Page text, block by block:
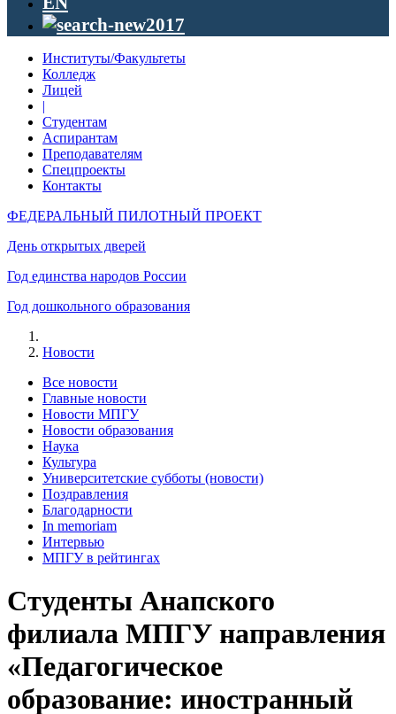
Институты/Факультеты
Колледж
Лицей
|
Студентам
Аспирантам
Преподавателям
Спецпроекты
Контакты
ФЕДЕРАЛЬНЫЙ ПИЛОТНЫЙ ПРОЕКТ
День открытых дверей
Год единства народов России
Год дошкольного образования
Новости
Все новости
Главные новости
Новости МПГУ
Новости образования
Наука
Культура
Университетские субботы (новости)
Поздравления
Благодарности
In memoriam
Интервью
МПГУ в рейтингах
Студенты Анапского
филиала МПГУ направления
«Педагогическое
образование: иностранный